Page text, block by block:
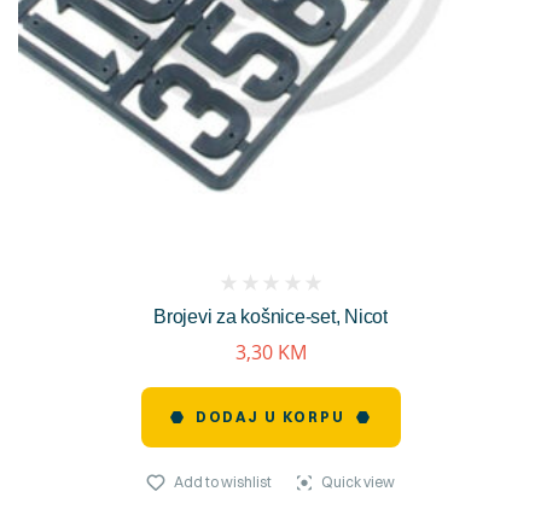
Brojevi za košnice-set, Nicot
reviews)
3,30 KM
DODAJ U KORPU
Add to wishlist Quick view